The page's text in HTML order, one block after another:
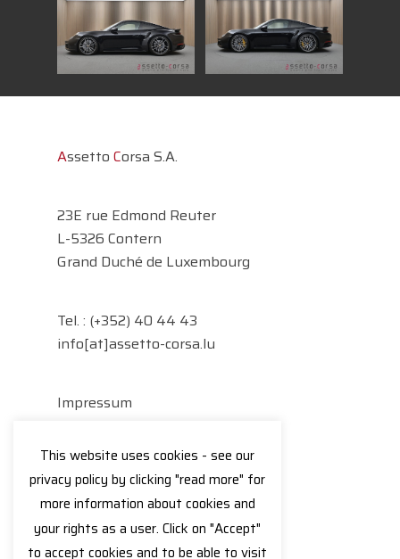
Assetto Corsa S.A.
23E rue Edmond Reuter
L-5326 Contern
Grand Duché de Luxembourg
Tel. : (+352) 40 44 43
info[at]assetto-corsa.lu
Impressum
FacebookInstagram
This website uses cookies - see our
privacy policy by clicking "read more" for
more information about cookies and
your rights as a user. Click on "Accept"
to accept cookies and to be able to visit